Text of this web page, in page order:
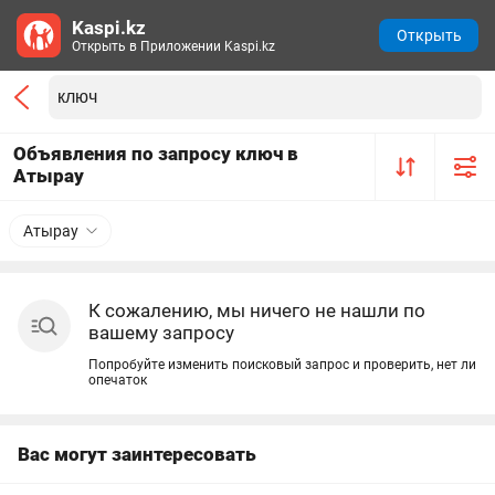
Объявления по запросу ключ в
Атырау
Атырау
К сожалению, мы ничего не нашли по
вашему запросу
Попробуйте изменить поисковый запрос и проверить, нет ли
опечаток
Вас могут заинтересовать
Kaspi.kz
Открыть в Приложении Kaspi.kz
Открыть